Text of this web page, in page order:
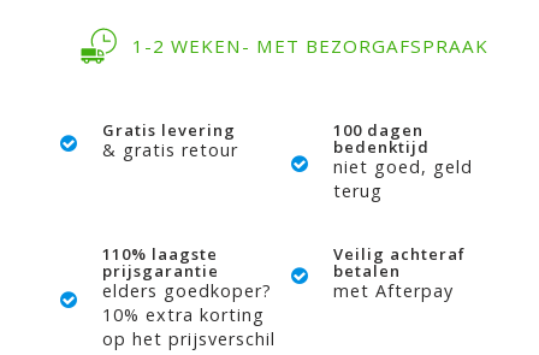
1-2 WEKEN- MET BEZORGAFSPRAAK
Gratis levering
& gratis retour
100 dagen
bedenktijd
niet goed, geld
terug
110% laagste
prijsgarantie
elders goedkoper?
10% extra korting
op het prijsverschil
Veilig achteraf
betalen
met Afterpay